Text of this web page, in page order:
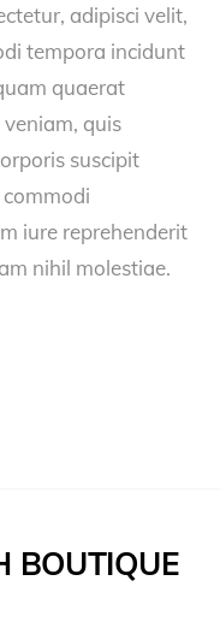
adipisci velit,
tempora incidunt
quaerat
quis
suscipit
iure reprehenderit
nihil molestiae.